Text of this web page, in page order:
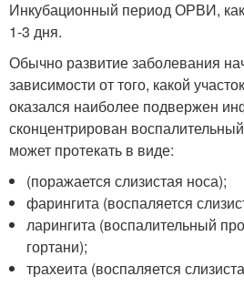
Инкубационный период ОРВИ,
1-3 дня.
Обычно развитие заболевания
зависимости от того, какой
оказался наиболее подвержен
сконцентрирован
может протекать в виде:
(поражается слизистая носа);
фарингита (воспаляется
ларингита (воспалительный
гортани);
трахеита (воспаляется